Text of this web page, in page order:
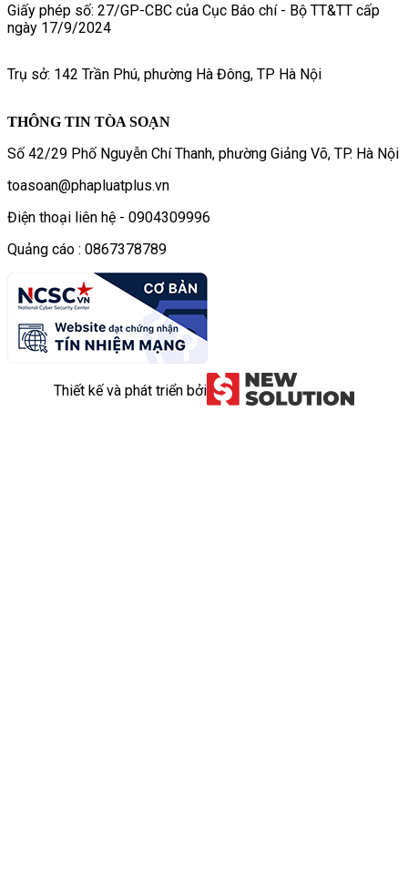
Giấy phép số: 27/GP-CBC của Cục Báo chí - Bộ TT&TT cấp
ngày 17/9/2024
Trụ sở: 142 Trần Phú, phường Hà Đông, TP Hà Nội
THÔNG TIN TÒA SOẠN
Số 42/29 Phố Nguyễn Chí Thanh, phường Giảng Võ, TP. Hà Nội
toasoan@phapluatplus.vn
Điện thoại liên hệ - 0904309996
Quảng cáo : 0867378789
Thiết kế và phát triển bởi